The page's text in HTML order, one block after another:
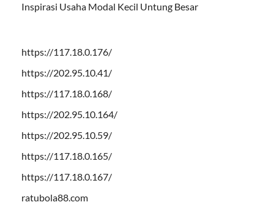
Inspirasi Usaha Modal Kecil Untung Besar
https://117.18.0.176/
https://202.95.10.41/
https://117.18.0.168/
https://202.95.10.164/
https://202.95.10.59/
https://117.18.0.165/
https://117.18.0.167/
ratubola88.com